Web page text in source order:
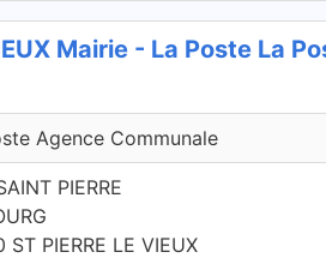
Mairie - La Poste La
Agence Communale
PIERRE
ST PIERRE LE VIEUX